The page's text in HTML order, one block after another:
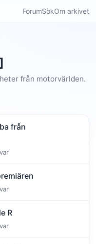
ForumSökOm arkivet
från motorvärlden.
från
R